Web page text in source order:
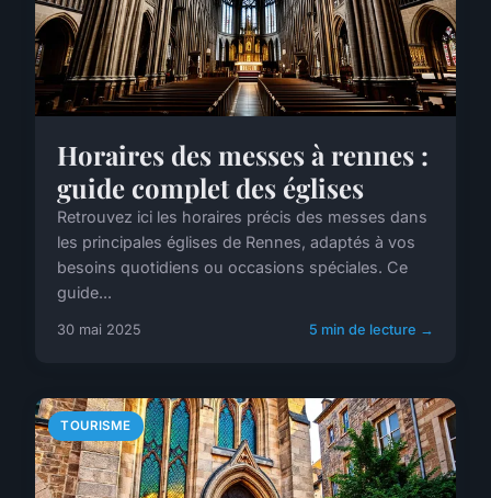
Horaires des messes à rennes :
guide complet des églises
Retrouvez ici les horaires précis des messes dans
les principales églises de Rennes, adaptés à vos
besoins quotidiens ou occasions spéciales. Ce
guide...
30 mai 2025 5 min de lecture →
TOURISME